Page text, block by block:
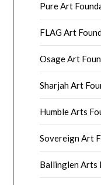
Pure Art
FLAG Art
Osage Art
Sharjah Art
Humble Arts
Sovereign Art
Ballinglen Arts